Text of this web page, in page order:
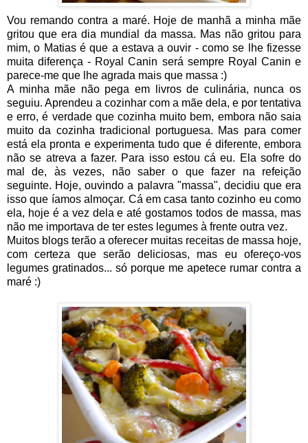
Vou remando contra a maré. Hoje de manhã a minha mãe
gritou que era dia mundial da massa. Mas não gritou para
mim, o Matias é que a estava a ouvir - como se lhe fizesse
muita diferença - Royal Canin será sempre Royal Canin e
parece-me que lhe agrada mais que massa :)
A minha mãe não pega em livros de culinária, nunca os
seguiu. Aprendeu a cozinhar com a mãe dela, e por tentativa
e erro, é verdade que cozinha muito bem, embora não saia
muito da cozinha tradicional portuguesa. Mas para comer
está ela pronta e experimenta tudo que é diferente, embora
não se atreva a fazer. Para isso estou cá eu. Ela sofre do
mal de, às vezes, não saber o que fazer na refeição
seguinte. Hoje, ouvindo a palavra "massa", decidiu que era
isso que íamos almoçar. Cá em casa tanto cozinho eu como
ela, hoje é a vez dela e até gostamos todos de massa, mas
não me importava de ter estes legumes à frente outra vez.
Muitos blogs terão a oferecer muitas receitas de massa hoje,
com certeza que serão deliciosas, mas eu ofereço-vos
legumes gratinados... só porque me apetece rumar contra a
maré :)